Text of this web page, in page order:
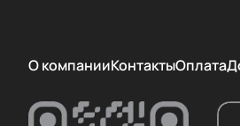
О компанииКонтактыОплата